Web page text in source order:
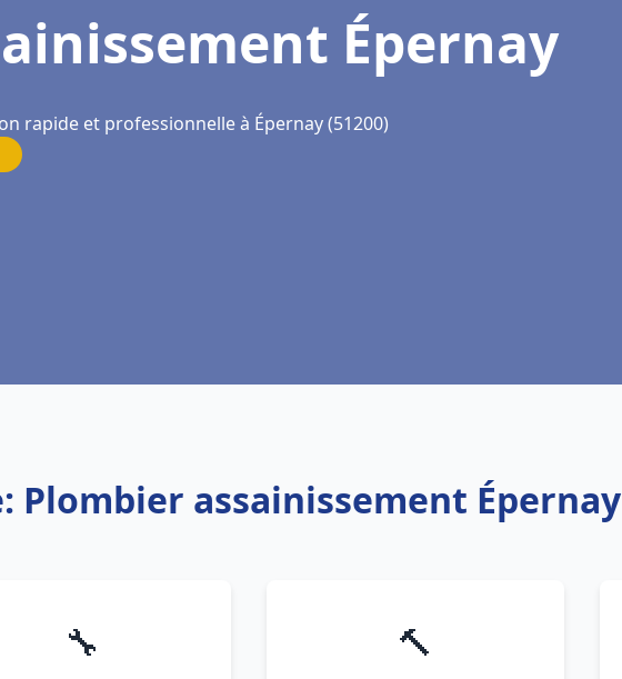
Épernay
rapide et professionnelle à Épernay (51200)
Plombier assainissement Épernay
🔧 🔨